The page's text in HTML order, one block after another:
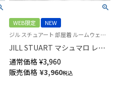
WEB限定
NEW
ジル スチュアート 部屋着 ルームウェア もこもこ生地
JILL STUART マシュマロ レギ
ンス レディース 93141007
通常価格 ¥3,960
販売価格 ¥3,960税込